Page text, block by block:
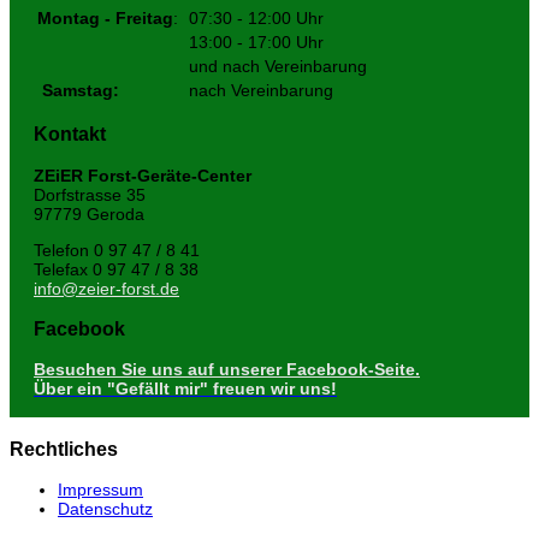
Montag - Freitag:
07:30 - 12:00 Uhr
13:00 - 17:00 Uhr
und nach Vereinbarung
Samstag:
nach Vereinbarung
Kontakt
ZEiER Forst-Geräte-Center
Dorfstrasse 35
97779 Geroda
Telefon 0 97 47 / 8 41
Telefax 0 97 47 / 8 38
info@zeier-forst.de
Facebook
Besuchen Sie uns auf unserer Facebook-Seite.
Über ein "Gefällt mir" freuen wir uns!
Rechtliches
Impressum
Datenschutz